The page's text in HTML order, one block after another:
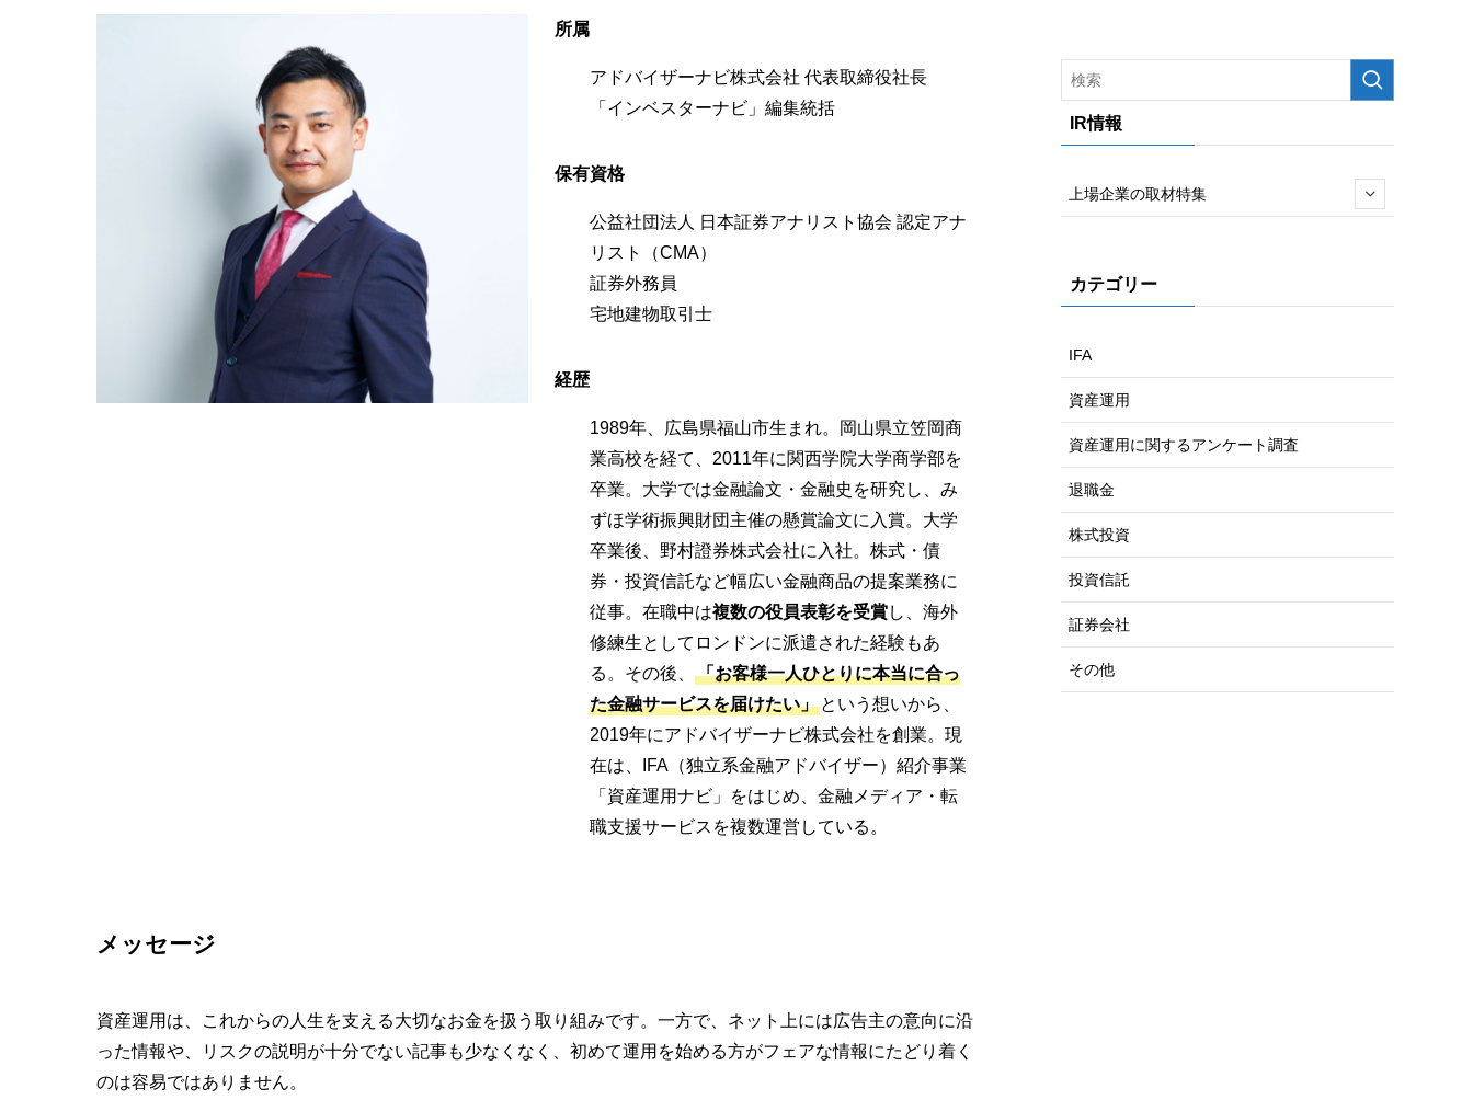
所属
アドバイザーナビ株式会社 代表取締役社長
「インベスターナビ」編集統括
保有資格
公益社団法人 日本証券アナリスト協会 認定アナ
リスト（CMA）
証券外務員
宅地建物取引士
経歴
1989年、広島県福山市生まれ。岡山県立笠岡商
業高校を経て、2011年に関西学院大学商学部を
卒業。大学では金融論文・金融史を研究し、み
ずほ学術振興財団主催の懸賞論文に入賞。大学
卒業後、野村證券株式会社に入社。株式・債
券・投資信託など幅広い金融商品の提案業務に
従事。在職中は複数の役員表彰を受賞し、海外
修練生としてロンドンに派遣された経験もあ
る。その後、
「お客様一人ひとりに本当に合っ
た金融サービスを届けたい」 という想いから、
2019年にアドバイザーナビ株式会社を創業。現
在は、IFA（独立系金融アドバイザー）紹介事業
「資産運用ナビ」をはじめ、金融メディア・転
職支援サービスを複数運営している。
メッセージ
資産運用は、これからの人生を支える大切なお金を扱う取り組みです。一方で、ネット上には広告主の意向に沿
った情報や、リスクの説明が十分でない記事も少なくなく、初めて運用を始める方がフェアな情報にたどり着く
のは容易ではありません。
IR情報
上場企業の取材特集
カテゴリー
IFA
資産運用
資産運用に関するアンケート調査
退職金
株式投資
投資信託
証券会社
その他